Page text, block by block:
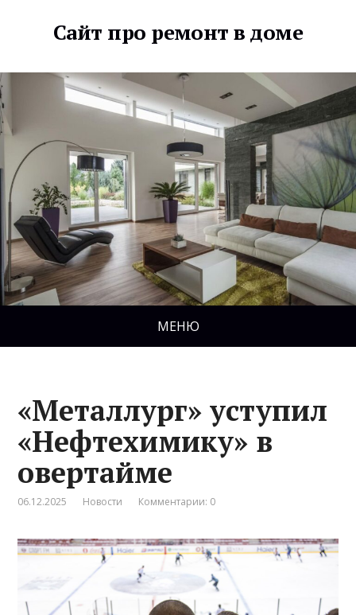
Сайт про ремонт в доме
МЕНЮ
«Металлург» уступил
«Нефтехимику» в
овертайме
06.12.2025 Новости Комментарии: 0